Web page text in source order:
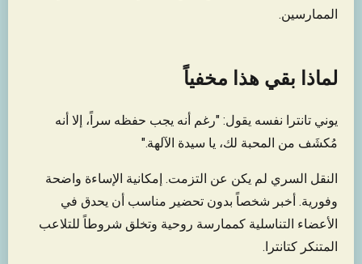
الممارسين.
لماذا بقي هذا مخفياً
يوني تانترا نفسه يقول: "رغم أنه يجب حفظه سراً، إلا أنه
مُكشَف من المحبة لك، يا سيدة الآلهة."
النقل السري لم يكن عن التزمت. إمكانية الإساءة واضحة
وفورية. أخبر شخصاً بدون تحضير مناسب أن يحدق في
الأعضاء التناسلية كممارسة روحية وتخلق شروطاً للتلاعب
المتنكر كتانترا.